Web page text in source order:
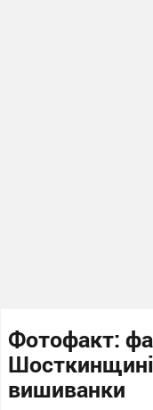
Фотофакт:
вишиванки